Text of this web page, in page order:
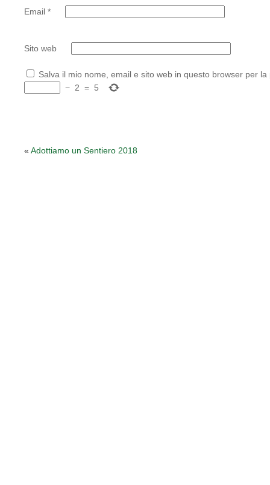
Email *
Sito web
Salva il mio nome, email e sito web in questo browser per
− 2 = 5
« Adottiamo un Sentiero 2018